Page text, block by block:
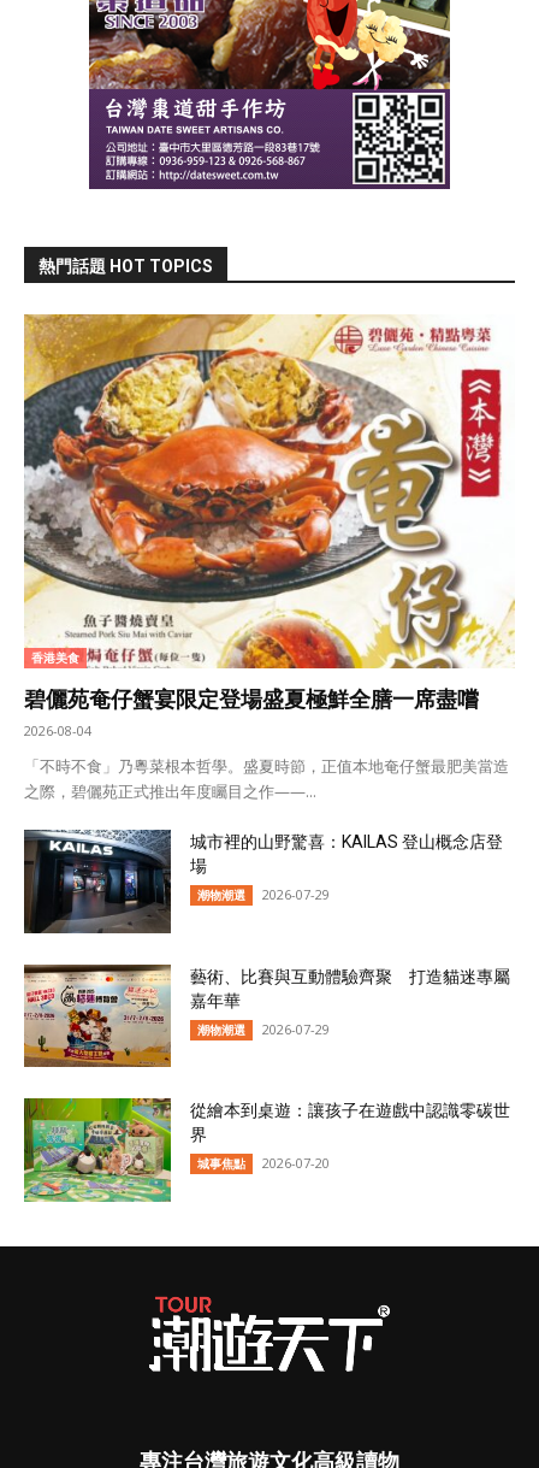
熱門話題 HOT TOPICS
香港美食
碧儷苑奄仔蟹宴限定登場盛夏極鮮全膳一席盡嚐
2026-08-04
「不時不食」乃粵菜根本哲學。盛夏時節，正值本地奄仔蟹最肥美當造
之際，碧儷苑正式推出年度矚目之作——...
城市裡的山野驚喜：KAILAS 登山概念店登
場
潮物潮選 2026-07-29
藝術、比賽與互動體驗齊聚 打造貓迷專屬
嘉年華
潮物潮選 2026-07-29
從繪本到桌遊：讓孩子在遊戲中認識零碳世
界
城事焦點 2026-07-20
專注台灣旅遊文化高級讀物